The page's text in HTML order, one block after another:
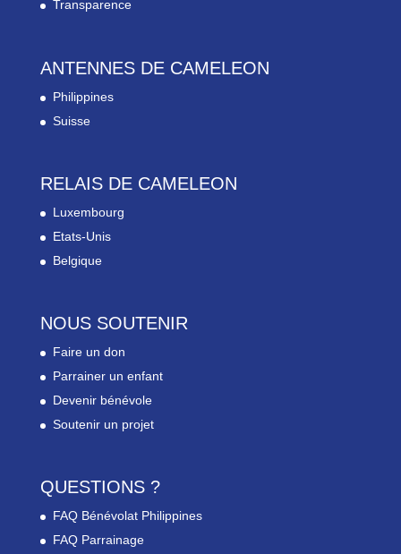
Transparence
ANTENNES DE CAMELEON
Philippines
Suisse
RELAIS DE CAMELEON
Luxembourg
Etats-Unis
Belgique
NOUS SOUTENIR
Faire un don
Parrainer un enfant
Devenir bénévole
Soutenir un projet
QUESTIONS ?
FAQ Bénévolat Philippines
FAQ Parrainage